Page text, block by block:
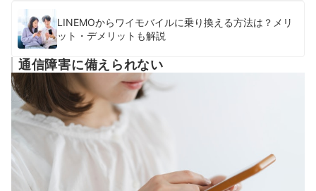
LINEMOからワイモバイルに乗り換える方法は？メリ
ット・デメリットも解説
通信障害に備えられない